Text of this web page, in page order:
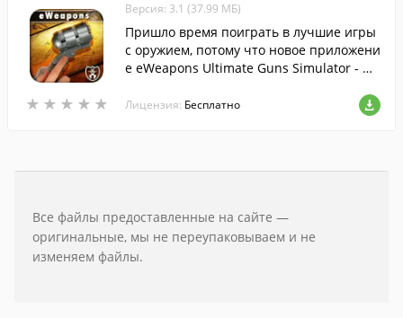
★ ★ ★ ★ ★
★ ★ ★ ★ ★
Версия: 3.1 (37.99 МБ)
Пришло время поиграть в лучшие игры
с оружием, потому что новое приложени
е eWeapons Ultimate Guns Simulator - Gu
Лицензия: Бесплатно
Все файлы предоставленные на сайте —
оригинальные, мы не переупаковываем и не
изменяем файлы.